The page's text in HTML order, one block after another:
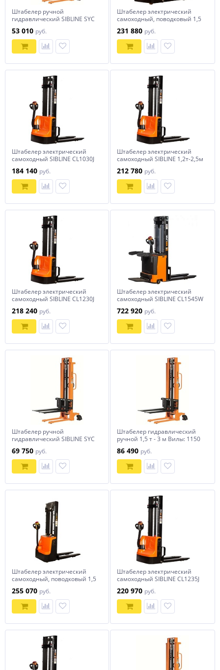
Штабелер ручной
гидравлический SIBLINE SYC
53 010 руб.
Штабелер электрический
самоходный, поводковый 1,5
Ion, CL1535JB SIBLINE
231 880 руб.
Штабелер электрический
самоходный SIBLINE CL1030J
184 140 руб.
Штабелер электрический
самоходный SIBLINE 1,2т-2,5м
212 780 руб.
Штабелер электрический
самоходный SIBLINE CL1230J
218 240 руб.
Штабелер электрический
самоходный SIBLINE CL1545W
722 920 руб.
Штабелер ручной
гидравлический SIBLINE SYC
69 750 руб.
Штабелер гидравлический
ручной 1,5 т - 3 м Вилы: 1150
86 490 руб.
Штабелер электрический
самоходный, поводковый 1,5
АКБ, WS1530 SIBLINE
255 070 руб.
Штабелер электрический
самоходный SIBLINE CL1235J
220 970 руб.